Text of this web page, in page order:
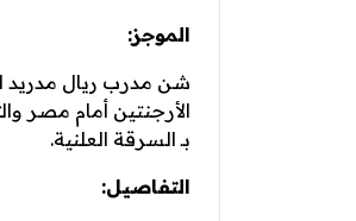
الموجز:
شن مدرب ريال مدريد
بـ السرقة العلنية.
التفاصيل: